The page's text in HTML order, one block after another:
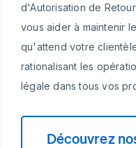
d'Autorisation de
vous aider à maintenir
qu'attend votre
rationalisant les
légale dans tous vos
Découvrez